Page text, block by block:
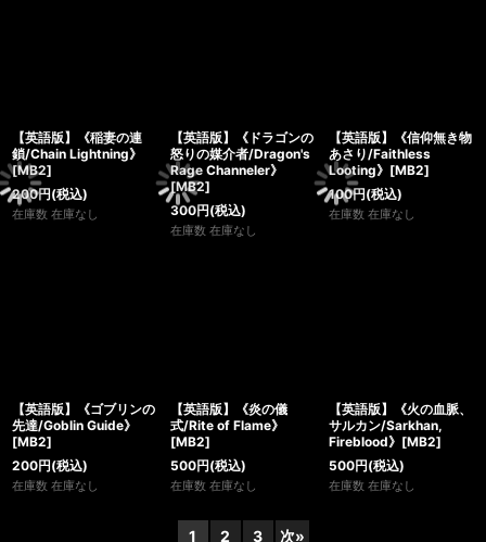
【英語版】《稲妻の連
鎖/Chain Lightning》
[MB2]
200円(税込)
在庫数 在庫なし
【英語版】《ドラゴンの
怒りの媒介者/Dragon's
Rage Channeler》
[MB2]
300円(税込)
在庫数 在庫なし
【英語版】《信仰無き物
あさり/Faithless
Looting》[MB2]
100円(税込)
在庫数 在庫なし
【英語版】《ゴブリンの
先達/Goblin Guide》
[MB2]
200円(税込)
在庫数 在庫なし
【英語版】《炎の儀
式/Rite of Flame》
[MB2]
500円(税込)
在庫数 在庫なし
【英語版】《火の血脈、
サルカン/Sarkhan,
Fireblood》[MB2]
500円(税込)
在庫数 在庫なし
1 2 3 次»